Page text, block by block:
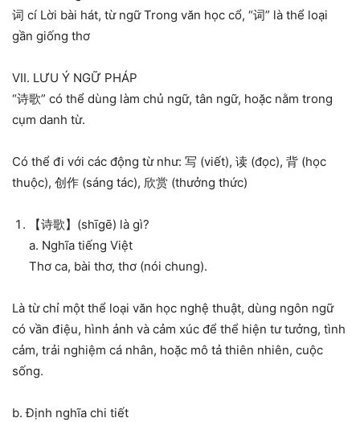
词 cí Lời bài hát, từ ngữ Trong văn học cổ, “词” là thể loại
gần giống thơ
VII. LƯU Ý NGỮ PHÁP
“诗歌” có thể dùng làm chủ ngữ, tân ngữ, hoặc nằm trong
cụm danh từ.
Có thể đi với các động từ như: 写 (viết), 读 (đọc), 背 (học
thuộc), 创作 (sáng tác), 欣赏 (thưởng thức)
【诗歌】(shīgē) là gì?
a. Nghĩa tiếng Việt
Thơ ca, bài thơ, thơ (nói chung).
Là từ chỉ một thể loại văn học nghệ thuật, dùng ngôn ngữ
có vần điệu, hình ảnh và cảm xúc để thể hiện tư tưởng, tình
cảm, trải nghiệm cá nhân, hoặc mô tả thiên nhiên, cuộc
sống.
b. Định nghĩa chi tiết